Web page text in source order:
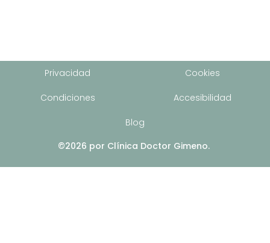
Privacidad Cookies
Condiciones Accesibilidad
Blog
©2026 por Clínica Doctor Gimeno.